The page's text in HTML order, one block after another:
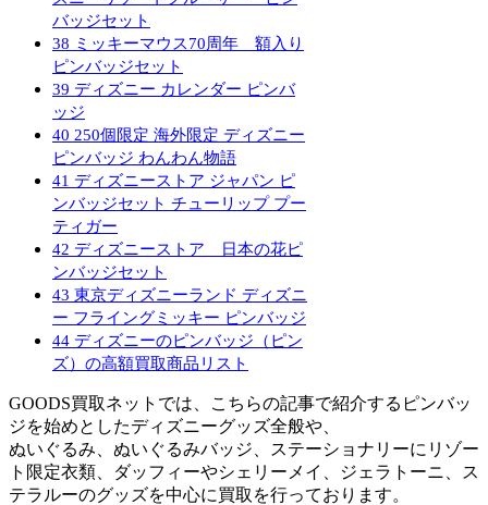
バッジセット
38 ミッキーマウス70周年 額入り
ピンバッジセット
39 ディズニー カレンダー ピンバ
ッジ
40 250個限定 海外限定 ディズニー
ピンバッジ わんわん物語
41 ディズニーストア ジャパン ピ
ンバッジセット チューリップ プー
ティガー
42 ディズニーストア 日本の花ピ
ンバッジセット
43 東京ディズニーランド ディズニ
ー フライングミッキー ピンバッジ
44 ディズニーのピンバッジ（ピン
ズ）の高額買取商品リスト
GOODS買取ネットでは、こちらの記事で紹介するピンバッ
ジを始めとしたディズニーグッズ全般や、
ぬいぐるみ、ぬいぐるみバッジ、ステーショナリーにリゾー
ト限定衣類、ダッフィーやシェリーメイ、ジェラトーニ、ス
テラルーのグッズを中心に買取を行っております。